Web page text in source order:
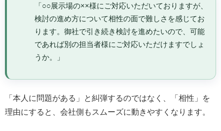
「○○展示場の××様にご対応いただいておりますが、
検討の進め方について相性の面で難しさを感じてお
ります。御社で引き続き検討を進めたいので、可能
であれば別の担当者様にご対応いただけますでしょ
うか。」
「本人に問題がある」と糾弾するのではなく、「相性」を
理由にすると、会社側もスムーズに動きやすくなります。